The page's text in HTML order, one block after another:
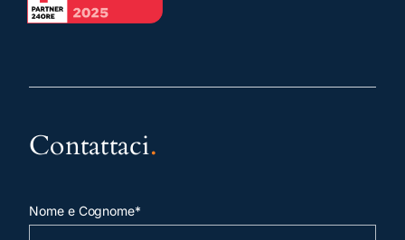
Contattaci.
Nome e Cognome*